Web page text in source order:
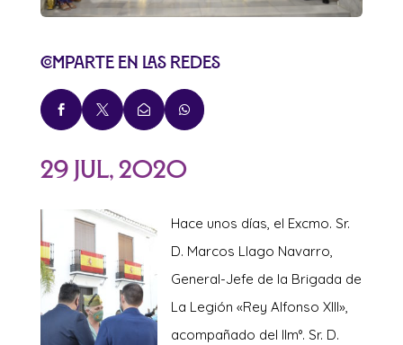
Comparte en las redes
   
29 Jul, 2020
Hace unos días, el Excmo. Sr.
D. Marcos Llago Navarro,
General-Jefe de la Brigada de
La Legión «Rey Alfonso XIII»,
acompañado del Ilm°. Sr. D.